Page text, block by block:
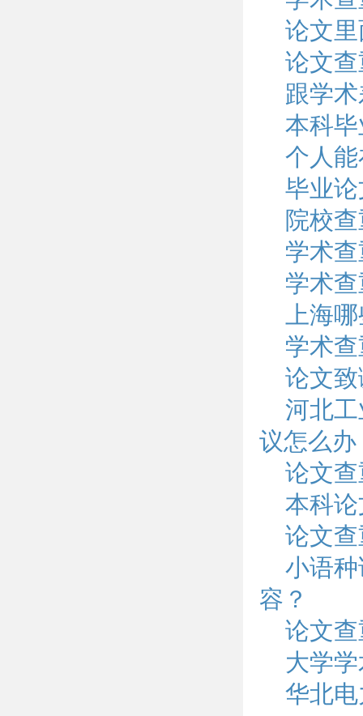
论文
论文
跟学
本科
个人
毕业
院校
学术
学术
上海
学术
论文
河北
议怎么办
论文
本科
论文
小语
容？
论文
大学
华北